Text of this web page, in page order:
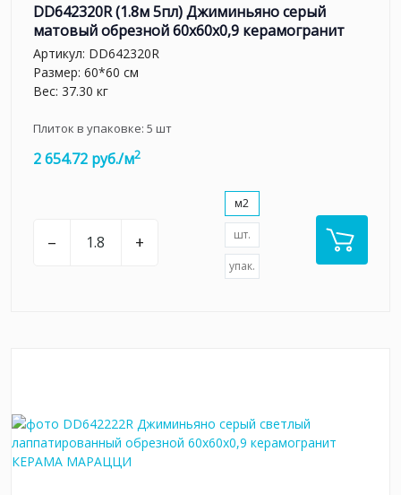
DD642320R (1.8м 5пл) Джиминьяно серый
матовый обрезной 60х60x0,9 керамогранит
Артикул: DD642320R
Размер: 60*60 см
Вес: 37.30 кг
Плиток в упаковке: 5 шт
2 654.72 руб./м2
– +
м2
шт.
упак.